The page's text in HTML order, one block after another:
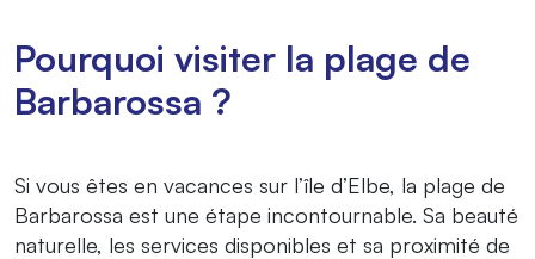
Pourquoi visiter la plage de
Barbarossa ?
Si vous êtes en vacances sur l’île d’Elbe, la plage de
Barbarossa est une étape incontournable. Sa beauté
naturelle, les services disponibles et sa proximité de